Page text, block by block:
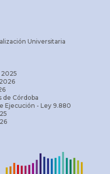
Universitaria
de Córdoba
Ejecución - Ley 9.880